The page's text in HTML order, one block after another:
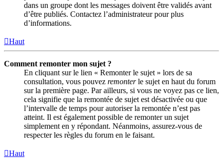
dans un groupe dont les messages doivent être validés avant
d’être publiés. Contactez l’administrateur pour plus
d’informations.
Haut
Comment remonter mon sujet ?
En cliquant sur le lien « Remonter le sujet » lors de sa
consultation, vous pouvez remonterle sujet en haut du forum
sur la première page. Par ailleurs, si vous ne voyez pas ce lien,
cela signifie que la remontée de sujet est désactivée ou que
l’intervalle de temps pour autoriser la remontée n’est pas
atteint. Il est également possible de remonter un sujet
simplement en y répondant. Néanmoins, assurez-vous de
respecter les règles du forum en le faisant.
Haut